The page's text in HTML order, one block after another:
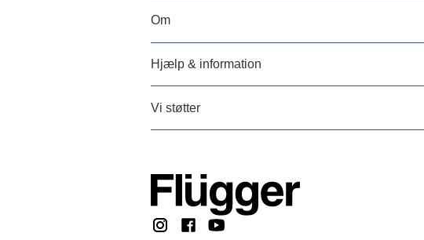
Om
Hjælp & information
Vi støtter